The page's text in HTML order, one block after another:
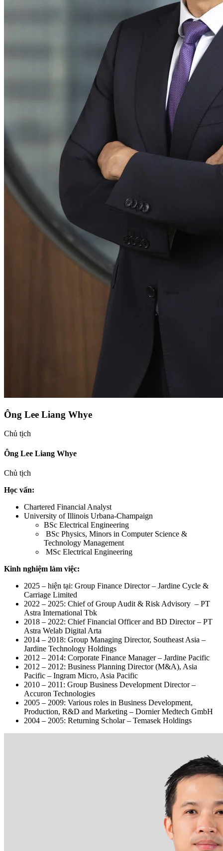
Ông Lee Liang Whye
Chủ tịch
Ông Lee Liang Whye
Chủ tịch
Học vấn:
Chartered Financial Analyst
University of Illinois Urbana-Champaign
BSc Electrical Engineering
BSc Physics, Minors in Computer Science &
Technology Management
MSc Electrical Engineering
Kinh nghiệm làm việc:
2025 – hiện tại: Group Finance Director – Jardine Cycle &
Carriage Limited
2022 – 2025: Chief of Group Audit & Risk Advisory – PT
Astra International Tbk
2018 – 2022: Chief Financial Officer and BD Director – PT
Astra Welab Digital Arta
2014 – 2018: Group Managing Director, Southeast Asia –
Jardine Technology Holdings
2012 – 2014: Corporate Finance Manager – Jardine Pacific
2012 – 2012: Business Planning Director (M&A), Asia
Pacific – Ingram Micro, Asia Pacific
2010 – 2011: Group Business Development Director –
Accuron Technologies
2005 – 2009: Various roles in Business Development,
Production, R&D and Marketing – Dornier Medtech GmbH
2004 – 2005: Returning Scholar – Temasek Holdings